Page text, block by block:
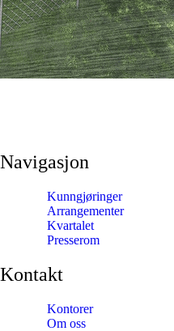
Navigasjon
Kunngjøringer
Arrangementer
Kvartalet
Presserom
Kontakt
Kontorer
Om oss